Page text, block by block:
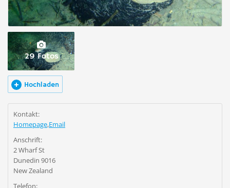
29 Fotos
Hochladen
Kontakt:
Homepage,Email
Anschrift:
2 Wharf St
Dunedin 9016
New Zealand
Telefon: